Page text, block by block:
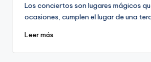
Los conciertos son lugares mágicos
ocasiones, cumplen el lugar de una
Leer más